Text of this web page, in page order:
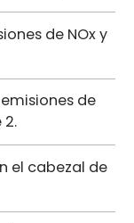
de NOx y
de
2.
el cabezal de